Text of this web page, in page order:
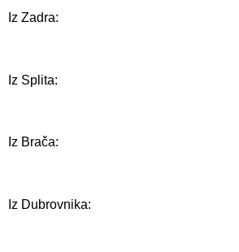
Iz Zadra:
Iz Splita:
Iz Brača:
Iz Dubrovnika: